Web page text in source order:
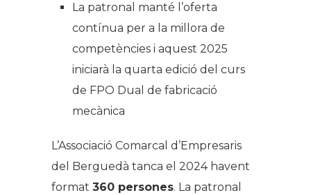
La patronal manté l’oferta
contínua per a la millora de
competències i aquest 2025
iniciarà la quarta edició del curs
de FPO Dual de fabricació
mecànica
L’Associació Comarcal d’Empresaris
del Berguedà tanca el 2024 havent
format 360 persones. La patronal